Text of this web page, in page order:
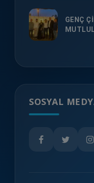
GENÇ
SOSYAL